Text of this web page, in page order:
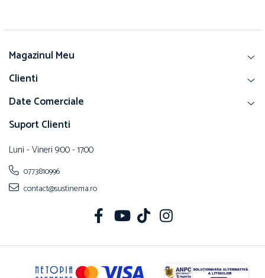
Magazinul Meu
Clienti
Date Comerciale
Suport Clienti
Luni - Vineri 9:00 - 17:00
0773810996
contact@sustinema.ro